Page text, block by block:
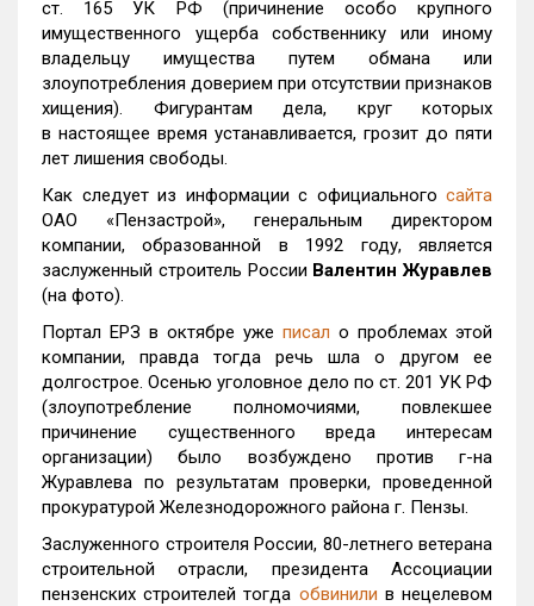
ст. 165 УК РФ (причинение особо крупного
имущественного ущерба собственнику или иному
владельцу имущества путем обмана или
злоупотребления доверием при отсутствии признаков
хищения). Фигурантам дела, круг которых
в настоящее время устанавливается, грозит до пяти
лет лишения свободы.
Как следует из информации с официального сайта
ОАО «Пензастрой», генеральным директором
компании, образованной в 1992 году, является
заслуженный строитель России Валентин Журавлев
(на фото).
Портал ЕРЗ в октябре уже писал о проблемах этой
компании, правда тогда речь шла о другом ее
долгострое. Осенью уголовное дело по ст. 201 УК РФ
(злоупотребление полномочиями, повлекшее
причинение существенного вреда интересам
организации) было возбуждено против г-на
Журавлева по результатам проверки, проведенной
прокуратурой Железнодорожного района г. Пензы.
Заслуженного строителя России, 80-летнего ветерана
строительной отрасли, президента Ассоциации
пензенских строителей тогда обвинили в нецелевом